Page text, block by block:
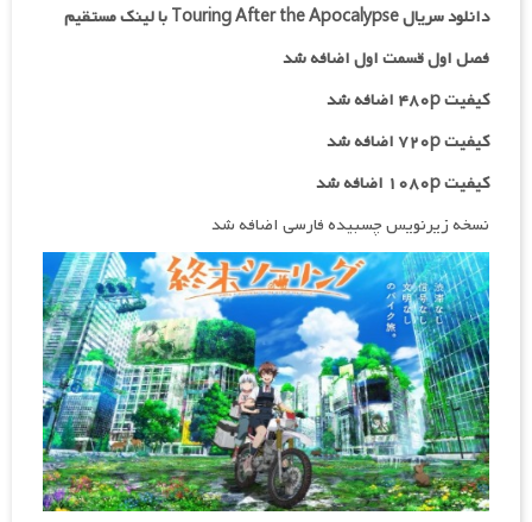
دانلود سریال Touring After the Apocalypse با لینک مستقیم
فصل اول قسمت اول اضافه شد
کیفیت ۴۸۰p اضافه شد
کیفیت ۷۲۰p
اضافه شد
کیفیت ۱۰۸۰p اضافه شد
نسخه زیرنویس چسبیده فارسی اضافه شد